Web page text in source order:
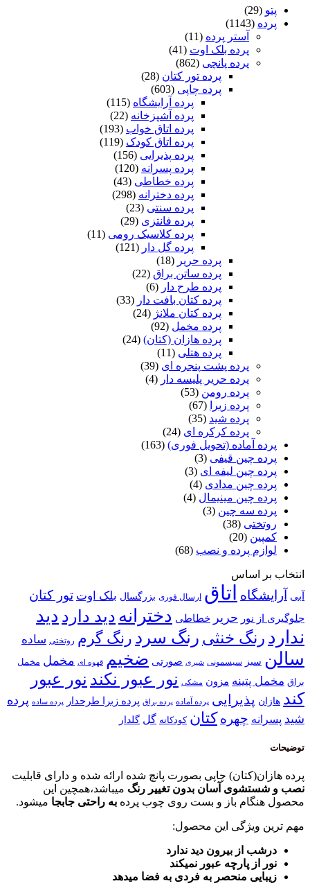
یک
پنل
حریر
پتو (29)
پرده (1143)
آستر پرده (11)
پرده بلک اوت (41)
پرده پانچی (862)
پرده تور کتان (28)
پرده چاپی (603)
پرده آرایشگاه (115)
پرده آشپزخانه (22)
پرده اتاق خواب (193)
پرده اتاق کودک (119)
پرده پذیرایی (156)
پرده پسرانه (120)
پرده خطاطی (43)
پرده دخترانه (298)
پرده سنتی (23)
پرده فانتزی (29)
پرده کلاسیک رومی (11)
پرده گل دار
پرده حریر
پرده ساتن براق (22)
پرده طرح دار
پرده کتان بافت دار
پرده کتان ملانژ (24)
پرده مخمل (92)
پرده هازان (کتان) (24)
پرده هتلی (11)
پرده پشت پنجره ای (39)
پرده حریر پلیسه دار
پرده رومن (53)
پرده زبرا
پرده شید (35)
پرده کرکره ای (24)
پرده آماده (تحویل فوری) (163)
پرده چین قیفی (3)
پرده چین لیفه ای (3)
پرده چین مدادی (4)
پرده چین مینیمال (4)
پرده سه چین (3)
روتختی (38)
کمپین (20)
لوازم پرده و نصب (68)
انتخاب بر اساس
آبی آرایشگاهاتاق ارسال فوری بزرگسال بلک اوت تور کتان
جلوگیری از نور حریر خطاطی دخترانهدید دارددید
نداردرنگ خنثی رنگ سردرنگ گرم روتختی ساده
سالن سبز سیسمونی شیری صورتی ضخیم قهوه ای مخمل مخمل
براق مخمل پتینه مزون مشکی نور عبور نکندنور عبور
کند هازان پذیرایی پرده آماده پرده براق پرده زبرا طرحدار پرده ساده پرده
شید پسرانه چهرهکتان کودکانه گل گلدار
توضیحات
پرده هازان(کتان) چاپی بصورت پانچ شده ارائه شده و دارای قابلیت
نصب و شستشوی آسان بدون تغییر رنگمیباشد،همچین این
محصول هنگام باز و بست روی چوب پردهبه راحتی جابجامیشود.
مهم ترین ویژگی این محصول:
درشب از بیرون دید ندارد
نور از پارچه عبور نمیکند
زیبایی منحصر به فردی به فضا میدهد